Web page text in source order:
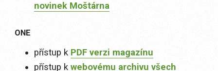
novinek Moštárna
ONE
přístup k PDF verzi magazínu
přístup k webovému archivu všech